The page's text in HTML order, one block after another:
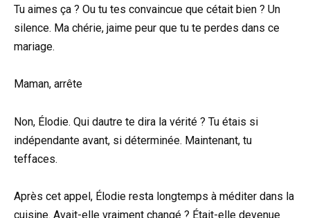
Tu aimes ça ? Ou tu tes convaincue que cétait bien ? Un
silence. Ma chérie, jaime peur que tu te perdes dans ce
mariage.
Maman, arrête
Non, Élodie. Qui dautre te dira la vérité ? Tu étais si
indépendante avant, si déterminée. Maintenant, tu
teffaces.
Après cet appel, Élodie resta longtemps à méditer dans la
cuisine. Avait-elle vraiment changé ? Était-elle devenue